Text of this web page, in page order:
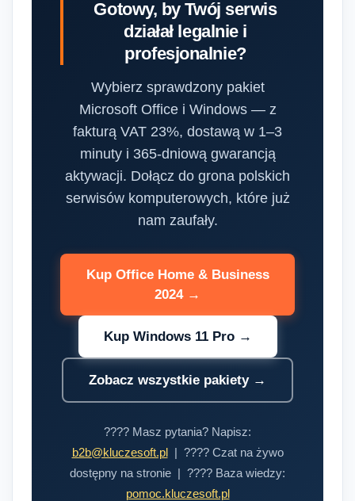
Gotowy, by Twój serwis
działał legalnie i
profesjonalnie?
Wybierz sprawdzony pakiet
Microsoft Office i Windows — z
fakturą VAT 23%, dostawą w 1–3
minuty i 365-dniową gwarancją
aktywacji. Dołącz do grona polskich
serwisów komputerowych, które już
nam zaufały.
Kup Office Home & Business
2024 →
Kup Windows 11 Pro →
Zobacz wszystkie pakiety →
???? Masz pytania? Napisz:
b2b@kluczesoft.pl| ???? Czat na żywo
dostępny na stronie | ???? Baza wiedzy:
pomoc.kluczesoft.pl